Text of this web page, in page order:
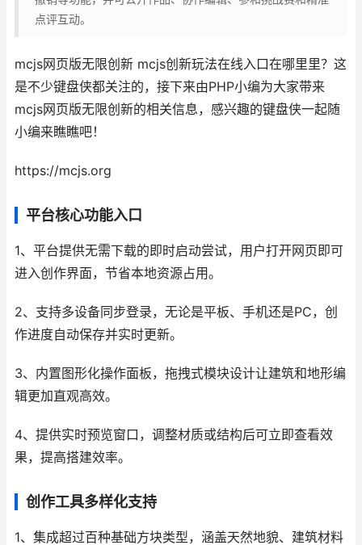
点评互动。
mcjs网页版无限创新 mcjs创新玩法在线入口在哪里里？这
是不少键盘侠都关注的，接下来由PHP小编为大家带来
mcjs网页版无限创新的相关信息，感兴趣的键盘侠一起随
小编来瞧瞧吧！
https://mcjs.org
平台核心功能入口
1、平台提供无需下载的即时启动尝试，用户打开网页即可
进入创作界面，节省本地资源占用。
2、支持多设备同步登录，无论是平板、手机还是PC，创
作进度自动保存并实时更新。
3、内置图形化操作面板，拖拽式模块设计让建筑和地形编
辑更加直观高效。
4、提供实时预览窗口，调整材质或结构后可立即查看效
果，提高搭建效率。
创作工具多样化支持
1、集成超过百种基础方块类型，涵盖天然地貌、建筑材料